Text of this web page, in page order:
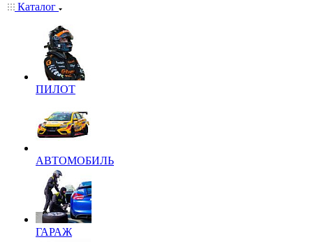
Каталог
ПИЛОТ
АВТОМОБИЛЬ
ГАРАЖ